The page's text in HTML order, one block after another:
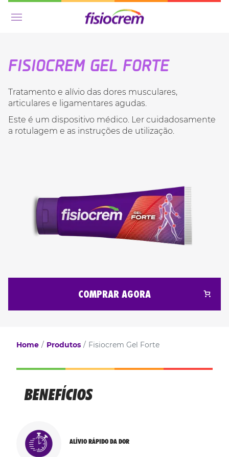
Menu
FISIOCREM GEL FORTE
Tratamento e alívio das dores musculares,
articulares e ligamentares agudas.
Este é um dispositivo médico. Ler cuidadosamente
a rotulagem e as instruções de utilização.
COMPRAR AGORA
Home Produtos Fisiocrem Gel Forte
BENEFÍCIOS
ALÍVIO RÁPIDO DA DOR